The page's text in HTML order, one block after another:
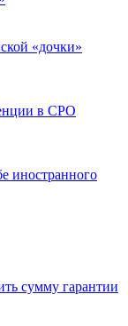
«дочки»
в СРО
иностранного
сумму гарантии